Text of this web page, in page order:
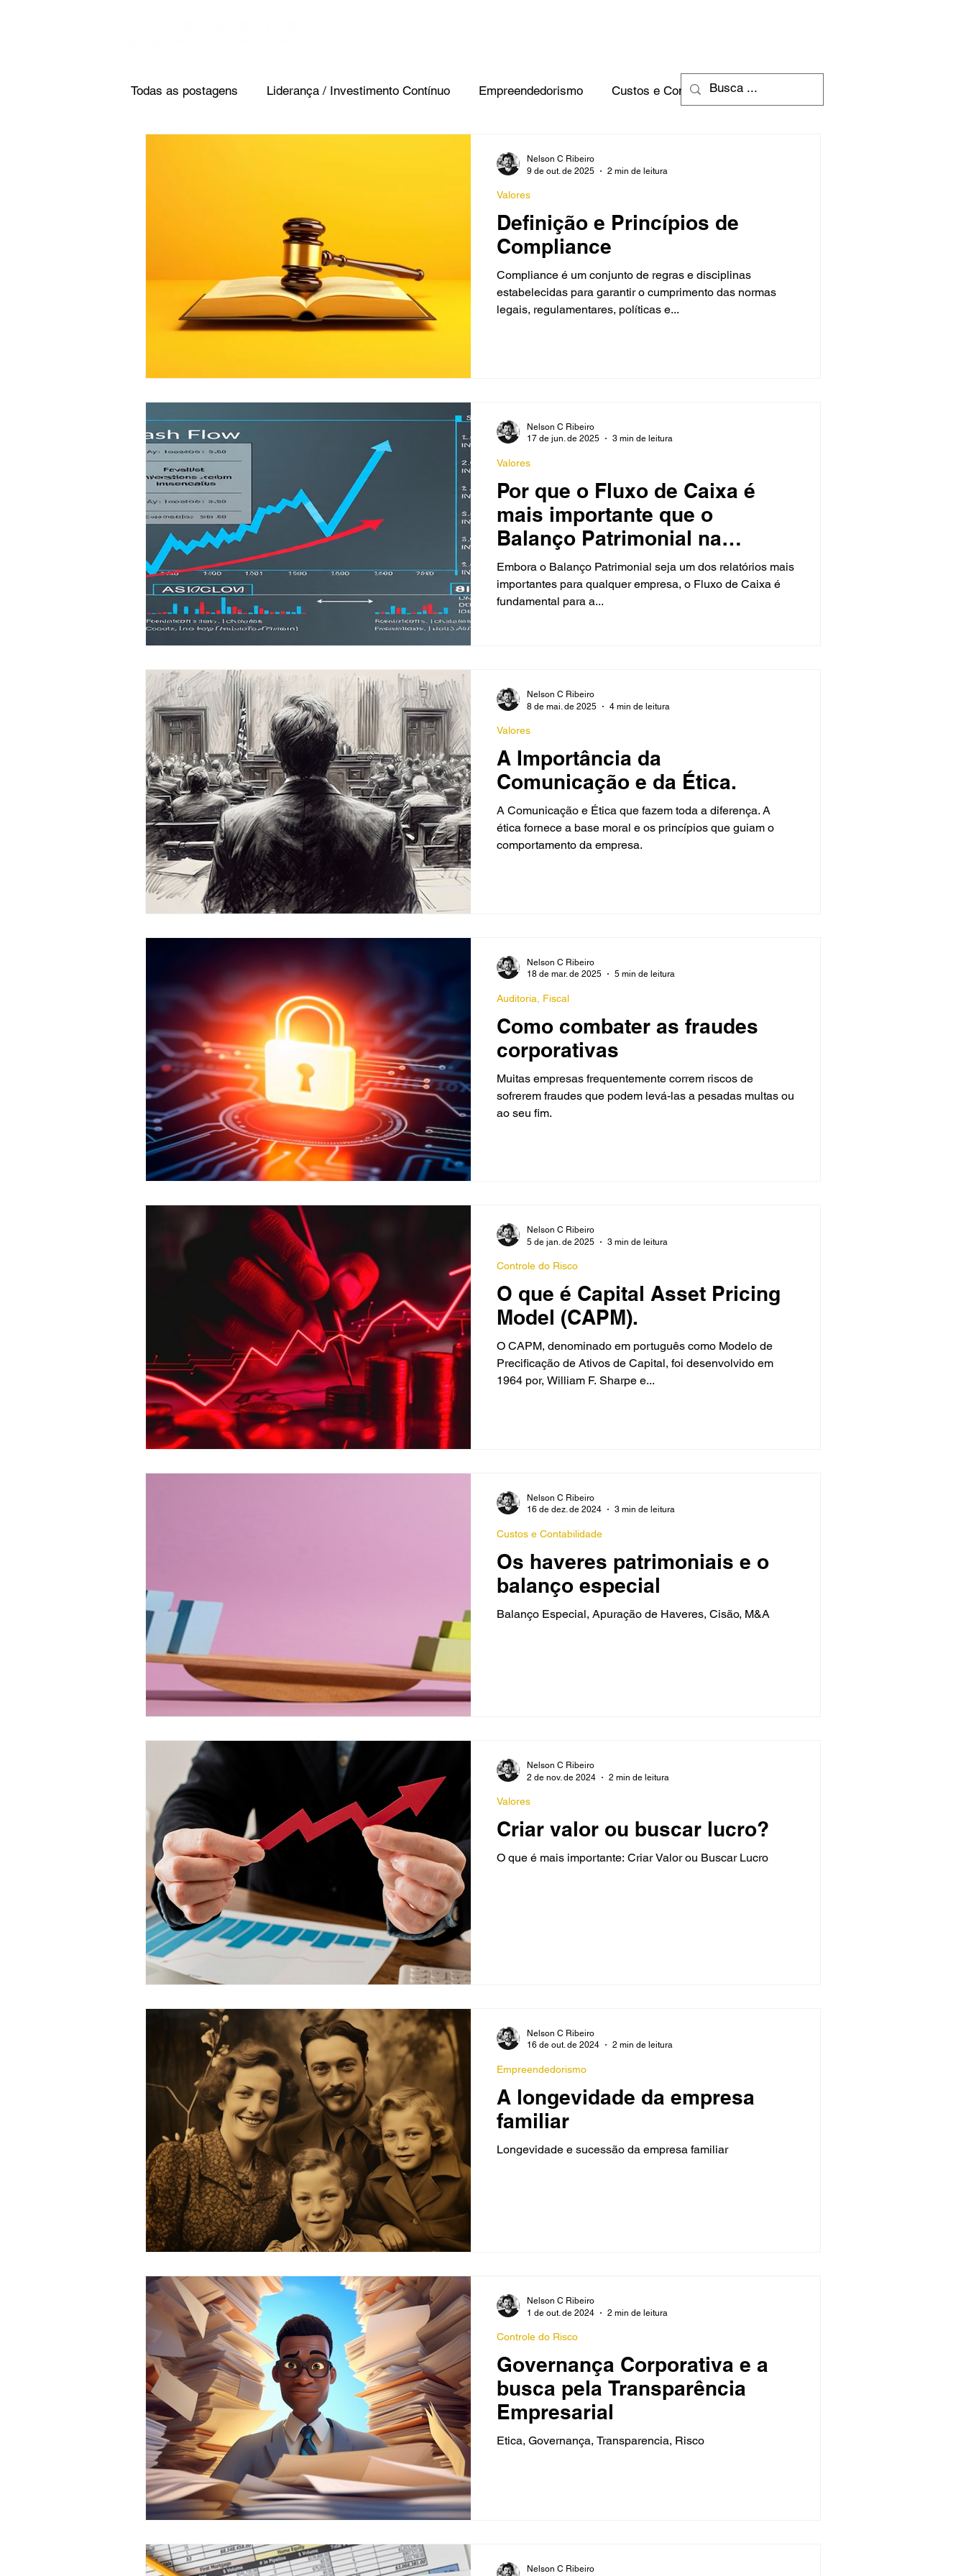
Todas as postagens Liderança / Investimento Contínuo Empreendedorismo Custos e Contabilidade
Custos e Contabilidade Auditoria, Fiscal
Mercado Acionário Hedge Controle do Risco Cursos Tecnologia e Inovação
Educação Corporativa Franqueador e Franquia Entrevistas
Definição e Princípios de
Compliance
Compliance é um conjunto de regras e disciplinas
estabelecidas para garantir o cumprimento das normas
legais, regulamentares, políticas e...
Valores
Nelson C Ribeiro
9 de out. de 2025
2 min de leitura
Por que o Fluxo de Caixa é
mais importante que o
Balanço Patrimonial na
Avaliação de Empresas?
Embora o Balanço Patrimonial seja um dos relatórios mais
importantes para qualquer empresa, o Fluxo de Caixa é
fundamental para a...
Valores
Nelson C Ribeiro
17 de jun. de 2025
3 min de leitura
A Importância da
Comunicação e da Ética.
A Comunicação e Ética que fazem toda a diferença. A
ética fornece a base moral e os princípios que guiam o
comportamento da empresa.
Valores
Nelson C Ribeiro
8 de mai. de 2025
4 min de leitura
Como combater as fraudes
corporativas
Muitas empresas frequentemente correm riscos de
sofrerem fraudes que podem levá-las a pesadas multas ou
ao seu fim.
Auditoria, Fiscal
Nelson C Ribeiro
18 de mar. de 2025
5 min de leitura
O que é Capital Asset Pricing
Model (CAPM).
O CAPM, denominado em português como Modelo de
Precificação de Ativos de Capital, foi desenvolvido em
1964 por, William F. Sharpe e...
Controle do Risco
Nelson C Ribeiro
5 de jan. de 2025
3 min de leitura
Os haveres patrimoniais e o
balanço especial
Balanço Especial, Apuração de Haveres, Cisão, M&A
Custos e Contabilidade
Nelson C Ribeiro
16 de dez. de 2024
3 min de leitura
Criar valor ou buscar lucro?
O que é mais importante: Criar Valor ou Buscar Lucro
Valores
Nelson C Ribeiro
2 de nov. de 2024
2 min de leitura
A longevidade da empresa
familiar
Longevidade e sucessão da empresa familiar
Empreendedorismo
Nelson C Ribeiro
16 de out. de 2024
2 min de leitura
Governança Corporativa e a
busca pela Transparência
Empresarial
Etica, Governança, Transparencia, Risco
Controle do Risco
Nelson C Ribeiro
1 de out. de 2024
2 min de leitura
Nelson C Ribeiro